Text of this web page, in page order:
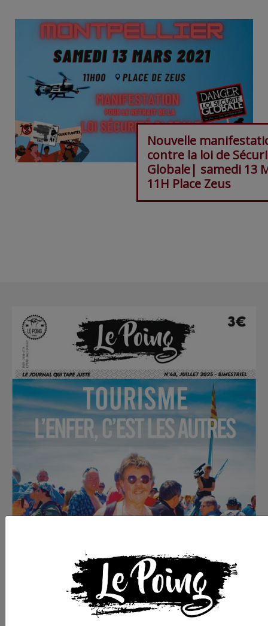
Nouvelle
contre la loi de
Globale| samedi 13
11H Place Zeus